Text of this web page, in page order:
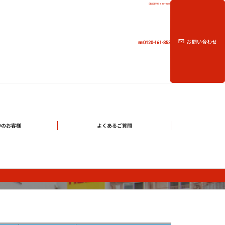
【電話受付】9:30～21:00
0120-161-853 お問い合わせ
お客様 よくあるご質問